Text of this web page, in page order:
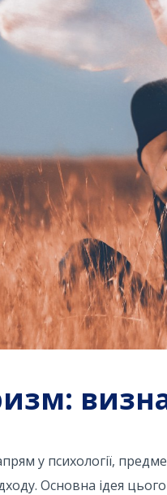
у психології,
Основна ідея